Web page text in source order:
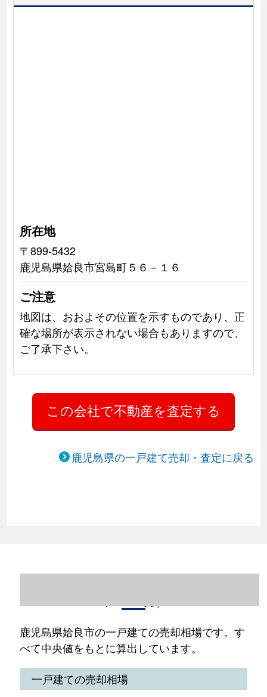
所在地
〒899-5432
鹿児島県姶良市宮島町５６－１６
ご注意
地図は、おおよその位置を示すものであり、正
確な場所が表示されない場合もありますので、
ご了承下さい。
鹿児島県の一戸建て売却・査定に戻る
鹿児島県姶良市の一戸建ての売却相場です。す
べて中央値をもとに算出しています。
一戸建ての売却相場